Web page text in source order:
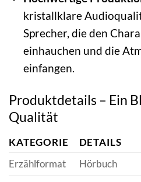
kristallklare
Sprecher, die den
einhauchen und die
einfangen.
Produktdetails – Ein
Qualität
KATEGORIE
DETAILS
Erzählformat
Hörbuch